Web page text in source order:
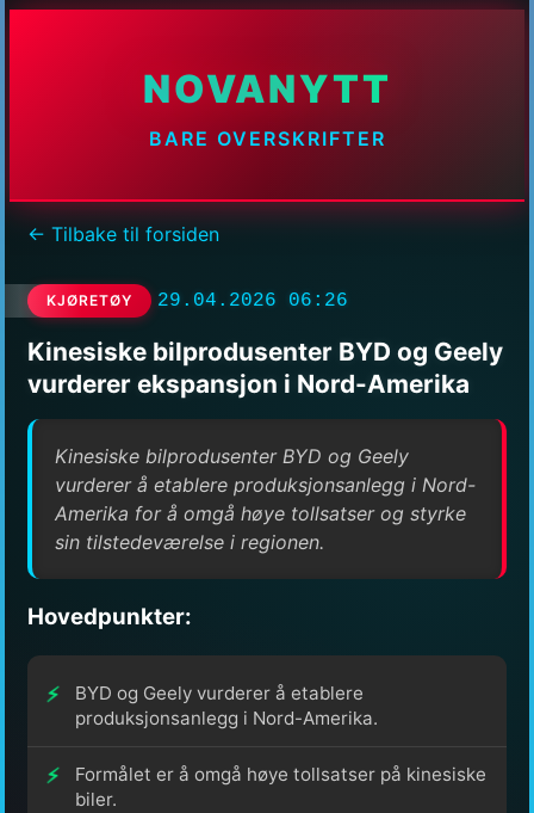
NOVANYTT
BARE OVERSKRIFTER
← Tilbake til forsiden
KJØRETØY 29.04.2026 06:26
Kinesiske bilprodusenter BYD og Geely
vurderer ekspansjon i Nord-Amerika
Kinesiske bilprodusenter BYD og Geely
vurderer å etablere produksjonsanlegg i Nord-
Amerika for å omgå høye tollsatser og styrke
sin tilstedeværelse i regionen.
Hovedpunkter:
BYD og Geely vurderer å etablere
produksjonsanlegg i Nord-Amerika.
Formålet er å omgå høye tollsatser på kinesiske
biler.